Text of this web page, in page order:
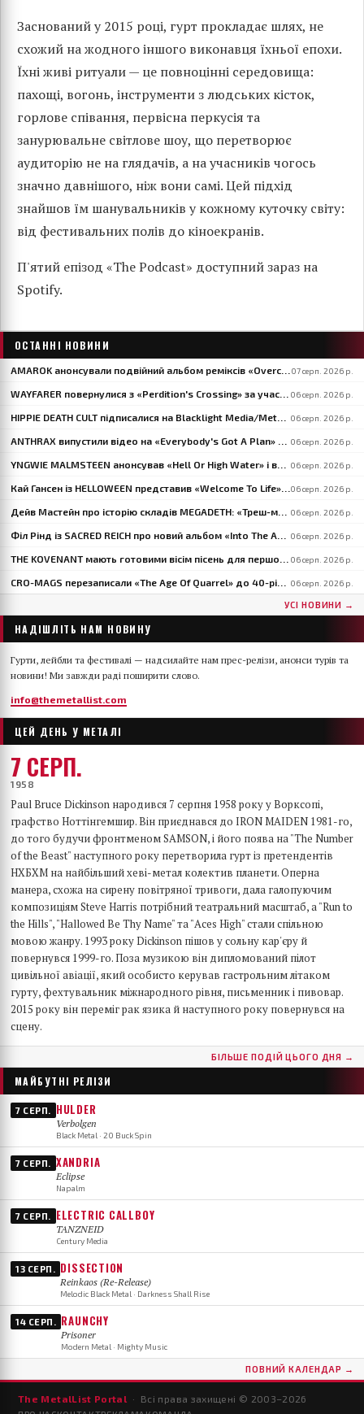
Заснований у 2015 році, гурт прокладає шлях, не
схожий на жодного іншого виконавця їхньої епохи.
Їхні живі ритуали — це повноцінні середовища:
пахощі, вогонь, інструменти з людських кісток,
горлове співання, первісна перкусія та
занурювальне світлове шоу, що перетворює
аудиторію не на глядачів, а на учасників чогось
значно давнішого, ніж вони самі. Цей підхід
знайшов їм шанувальників у кожному куточку світу:
від фестивальних полів до кіноекранів.
П'ятий епізод «The Podcast» доступний зараз на
Spotify.
ОСТАННІ НОВИНИ
07 серп. 2026 р.
06 серп. 2026 р.
06 серп. 2026 р.
06 серп. 2026 р.
06 серп. 2026 р.
06 серп. 2026 р.
06 серп. 2026 р.
06 серп. 2026 р.
06 серп. 2026 р.
06 серп. 2026 р.
УСІ НОВИНИ →
НАДІШЛІТЬ НАМ НОВИНУ
Гурти, лейбли та фестивалі — надсилайте нам прес-релізи, анонси турів та
новини! Ми завжди раді поширити слово.
info@themetallist.com
ЦЕЙ ДЕНЬ У МЕТАЛІ
7 СЕРП.
1958
Paul Bruce Dickinson народився 7 серпня 1958 року у Ворксопі,
графство Ноттінгемшир. Він приєднався до IRON MAIDEN 1981-го,
до того будучи фронтменом SAMSON, і його поява на "The Number
of the Beast" наступного року перетворила гурт із претендентів
НХБХМ на найбільший хеві-метал колектив планети. Оперна
манера, схожа на сирену повітряної тривоги, дала галопуючим
композиціям Steve Harris потрібний театральний масштаб, а "Run to
the Hills", "Hallowed Be Thy Name" та "Aces High" стали спільною
мовою жанру. 1993 року Dickinson пішов у сольну кар'єру й
повернувся 1999-го. Поза музикою він дипломований пілот
цивільної авіації, який особисто керував гастрольним літаком
гурту, фехтувальник міжнародного рівня, письменник і пивовар.
2015 року він переміг рак язика й наступного року повернувся на
сцену.
БІЛЬШЕ ПОДІЙ ЦЬОГО ДНЯ →
МАЙБУТНІ РЕЛІЗИ
7 СЕРП. HULDER
Verbolgen
Black Metal · 20 Buck Spin
7 СЕРП. XANDRIA
Eclipse
Napalm
7 СЕРП. ELECTRIC CALLBOY
TANZNEID
Century Media
13 СЕРП. DISSECTION
Reinkaos (Re-Release)
Melodic Black Metal · Darkness Shall Rise
14 СЕРП. RAUNCHY
Prisoner
Modern Metal · Mighty Music
ПОВНИЙ КАЛЕНДАР →
The MetalList Portal · Всі права захищені © 2003–2026